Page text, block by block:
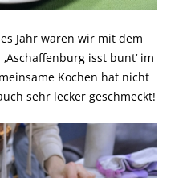
Jahr waren wir mit dem
isst bunt‘ im
Kochen hat nicht
sehr lecker geschmeckt!